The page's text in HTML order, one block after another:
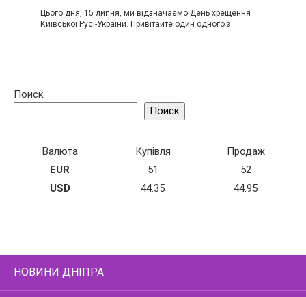
Цього дня, 15 липня, ми відзначаємо День хрещення
Київської Русі-України. Привітайте один одного з
Поиск
Поиск
Валюта Купівля
Продаж
EUR
51
52
USD
44.35 44.95
НОВИНИ ДНІПРА